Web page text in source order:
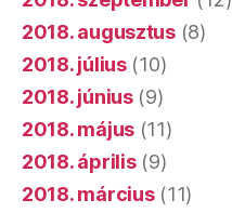
2018. augusztus(8)
2018. július(10)
2018. június(9)
2018. május (11)
2018. április(9)
2018. március(11)